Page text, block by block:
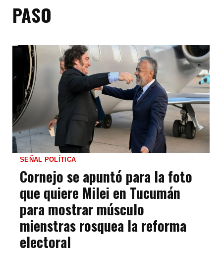
PASO
SEÑAL POLÍTICA
Cornejo se apuntó para la foto
que quiere Milei en Tucumán
para mostrar músculo
mienstras rosquea la reforma
electoral